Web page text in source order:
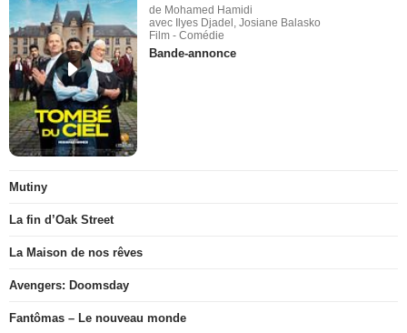
de Mohamed Hamidi
avec Ilyes Djadel, Josiane Balasko
Film - Comédie
Bande-annonce
Mutiny
La fin d’Oak Street
La Maison de nos rêves
Avengers: Doomsday
Fantômas – Le nouveau monde